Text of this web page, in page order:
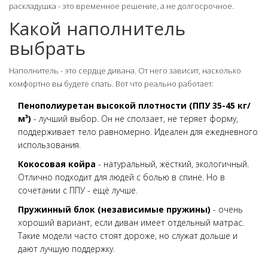
раскладушка - это временное решение, а не долгосрочное.
Какой наполнитель
выбрать
Наполнитель - это сердце дивана. От него зависит, насколько
комфортно вы будете спать. Вот что реально работает:
Пенополиуретан высокой плотности (ППУ 35-45 кг/
м³) - лучший выбор. Он не сползает, не теряет форму,
поддерживает тело равномерно. Идеален для ежедневного
использования.
Кокосовая койра - натуральный, жёсткий, экологичный.
Отлично подходит для людей с болью в спине. Но в
сочетании с ППУ - ещё лучше.
Пружинный блок (независимые пружины) - очень
хороший вариант, если диван имеет отдельный матрас.
Такие модели часто стоят дороже, но служат дольше и
дают лучшую поддержку.